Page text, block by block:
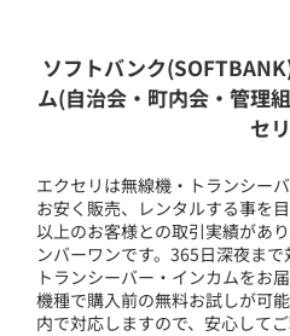
ソフトバンク
ム(自治会・町内会・管理
セリ
エクセリは無線機・トランシー
お安く販売、レンタルする事を
以上のお客様との取引実績があ
ンバーワンです。365日深夜ま
トランシーバー・インカムをお
機種で購入前の無料お試しが可
内で対応しますので、安心してご